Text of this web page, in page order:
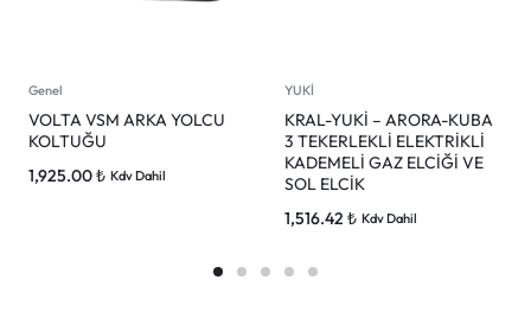
Genel
VOLTA VSM ARKA YOLCU
KOLTUĞU
1,925.00₺ Kdv Dahil
YUKİ
KRAL-YUKİ – ARORA-KUBA
3 TEKERLEKLİ ELEKTRİKLİ
KADEMELİ GAZ ELCİĞİ VE
SOL ELCİK
1,516.42 ₺ Kdv Dahil